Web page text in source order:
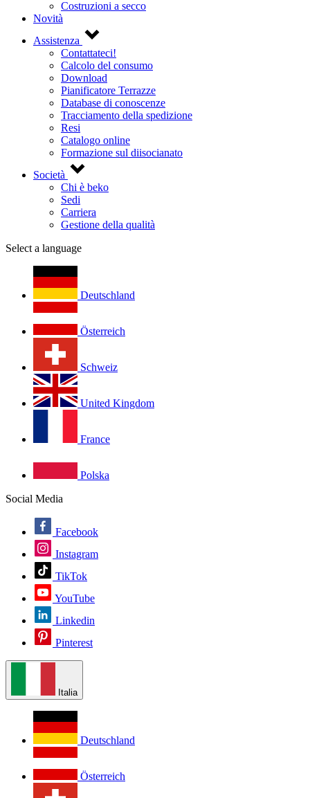
Costruzioni a secco
Novità
Assistenza
Contattateci!
Calcolo del consumo
Download
Pianificatore Terrazze
Database di conoscenze
Tracciamento della spedizione
Resi
Catalogo online
Formazione sul diisocianato
Società
Chi è beko
Sedi
Carriera
Gestione della qualità
Select a language
Deutschland
Österreich
Schweiz
United Kingdom
France
Polska
Social Media
Facebook
Instagram
TikTok
YouTube
Linkedin
Pinterest
Italia
Deutschland
Österreich